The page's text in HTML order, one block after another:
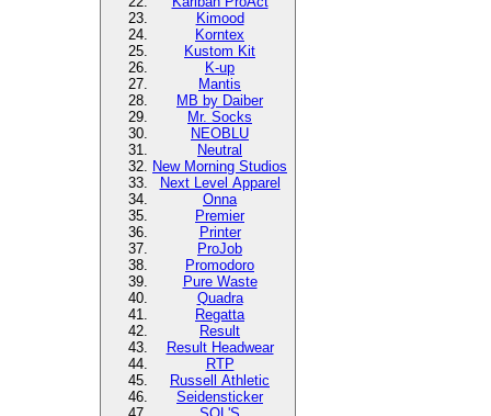
Kimood
Korntex
Kustom Kit
K-up
Mantis
MB by Daiber
Mr. Socks
NEOBLU
Neutral
New Morning Studios
Next Level Apparel
Onna
Premier
Printer
ProJob
Promodoro
Pure Waste
Quadra
Regatta
Result
Result Headwear
RTP
Russell Athletic
Seidensticker